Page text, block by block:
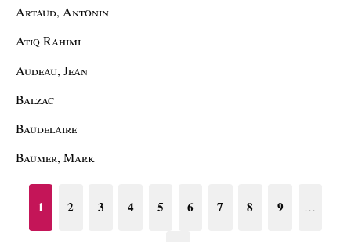
Artaud, Antonin
Atiq Rahimi
Audeau, Jean
Balzac
Baudelaire
Baumer, Mark
1 2 3 4 5 6 7 8 9 …